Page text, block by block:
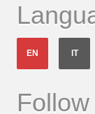
EN IT